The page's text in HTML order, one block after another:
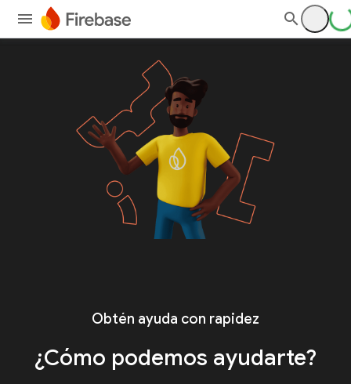
Obtén ayuda con rapidez
¿Cómo podemos ayudarte?